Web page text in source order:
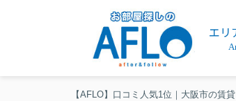
エリ
【AFLO】口コミ人気1位｜大阪市の賃